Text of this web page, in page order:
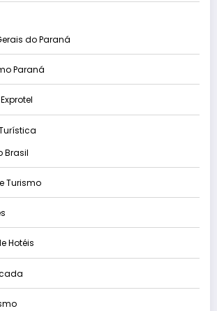
do Paraná
Paraná
Brasil
Turismo
Hotéis